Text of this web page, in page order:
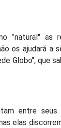
"natural" as
os ajudará a
Globo", que
entre
elas